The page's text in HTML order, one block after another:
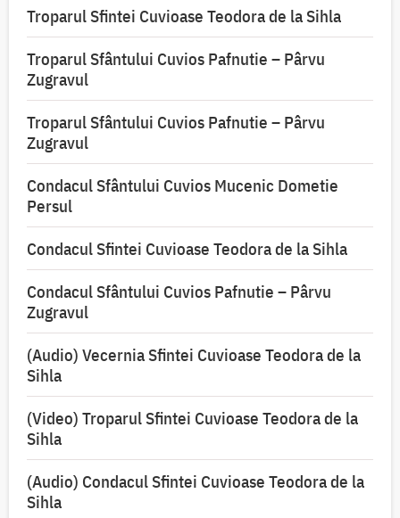
Troparul Sfintei Cuvioase Teodora de la Sihla
Troparul Sfântului Cuvios Pafnutie – Pârvu
Zugravul
Troparul Sfântului Cuvios Pafnutie – Pârvu
Zugravul
Condacul Sfântului Cuvios Mucenic Dometie
Persul
Condacul Sfintei Cuvioase Teodora de la Sihla
Condacul Sfântului Cuvios Pafnutie – Pârvu
Zugravul
(Audio) Vecernia Sfintei Cuvioase Teodora de la
Sihla
(Video) Troparul Sfintei Cuvioase Teodora de la
Sihla
(Audio) Condacul Sfintei Cuvioase Teodora de la
Sihla